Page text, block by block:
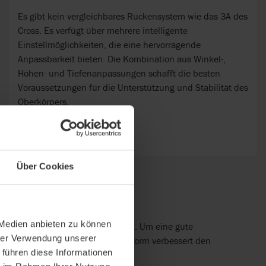
Über Cookies
anbieten zu können
Verwendung unserer
diese Informationen
Es gibt kein vergleichbares Rückensystem wie das 3A des
Cross. Es verfügt über mehrere intelligente
Einstellmöglichkeiten, die eine hervorragende
Anpassbarkeit bieten. Die Kombination aus Winkel-,
Höhen- und Tiefenanpassungen schafft die besten
Voraussetzungen für die Unterstützung und Stabilität des
Oberkörpers.
Das ist aber nicht ausreichend. Um eine gute
und eine angenehme Form verbessert den